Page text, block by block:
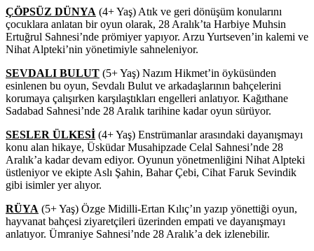
ÇÖPSÜZ DÜNYA (4+ Yaş) Atık ve geri dönüşüm konularını
çocuklara anlatan bir oyun olarak, 28 Aralık’ta Harbiye Muhsin
Ertuğrul Sahnesi’nde prömiyer yapıyor. Arzu Yurtseven’in kalemi ve
Nihat Alpteki’nin yönetimiyle sahneleniyor.
SEVDALI BULUT (5+ Yaş) Nazım Hikmet’in öyküsünden
esinlenen bu oyun, Sevdalı Bulut ve arkadaşlarının bahçelerini
korumaya çalışırken karşılaştıkları engelleri anlatıyor. Kağıthane
Sadabad Sahnesi’nde 28 Aralık tarihine kadar oyun sürüyor.
SESLER ÜLKESİ (4+ Yaş) Enstrümanlar arasındaki dayanışmayı
konu alan hikaye, Üsküdar Musahipzade Celal Sahnesi’nde 28
Aralık’a kadar devam ediyor. Oyunun yönetmenliğini Nihat Alpteki
üstleniyor ve ekipte Aslı Şahin, Bahar Çebi, Cihat Faruk Sevindik
gibi isimler yer alıyor.
RÜYA (5+ Yaş) Özge Midilli-Ertan Kılıç’ın yazıp yönettiği oyun,
hayvanat bahçesi ziyaretçileri üzerinden empati ve dayanışmayı
anlatıyor. Ümraniye Sahnesi’nde 28 Aralık’a dek izlenebilir.